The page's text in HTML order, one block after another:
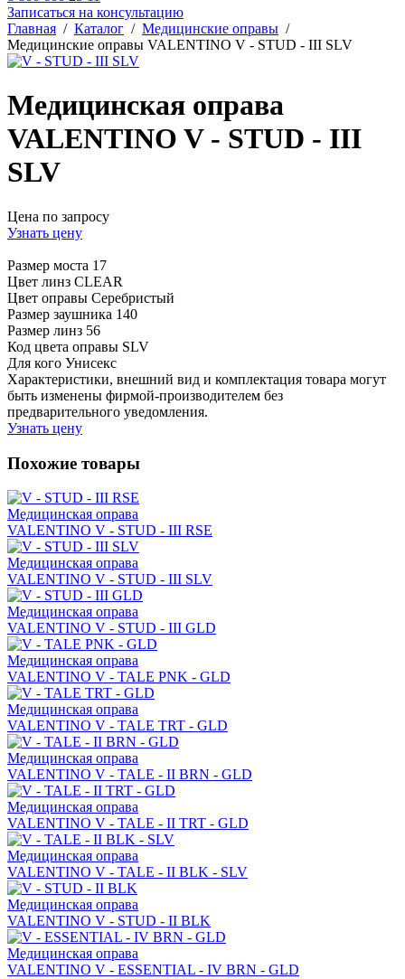
Записаться на консультацию
Главная / Каталог / Медицинские оправы /
Медицинские оправы VALENTINO V - STUD - III SLV
Медицинская оправа
VALENTINO V - STUD - III
SLV
Цена по запросу
Узнать цену
Размер моста 17
Цвет линз CLEAR
Цвет оправы Серебристый
Размер заушника 140
Размер линз 56
Код цвета оправы SLV
Для кого Унисекс
Характеристики, внешний вид и комплектация товара могут
быть изменены фирмой-производителем без
предварительного уведомления.
Узнать цену
Похожие товары
Медицинская оправа
VALENTINO V - STUD - III RSE
Медицинская оправа
VALENTINO V - STUD - III SLV
Медицинская оправа
VALENTINO V - STUD - III GLD
Медицинская оправа
VALENTINO V - TALE PNK - GLD
Медицинская оправа
VALENTINO V - TALE TRT - GLD
Медицинская оправа
VALENTINO V - TALE - II BRN - GLD
Медицинская оправа
VALENTINO V - TALE - II TRT - GLD
Медицинская оправа
VALENTINO V - TALE - II BLK - SLV
Медицинская оправа
VALENTINO V - STUD - II BLK
Медицинская оправа
VALENTINO V - ESSENTIAL - IV BRN - GLD